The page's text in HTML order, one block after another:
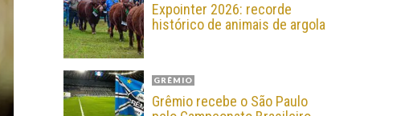
Expointer 2026: recorde
histórico de animais de argola
GRÊMIO
Grêmio recebe o São Paulo